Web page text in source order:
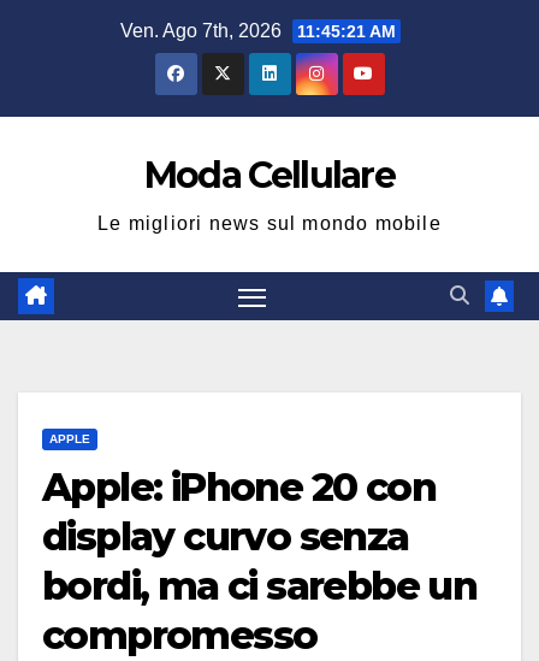
Ven. Ago 7th, 2026 11:45:22 AM
Moda Cellulare
Le migliori news sul mondo mobile
APPLE
Apple: iPhone 20 con
display curvo senza
bordi, ma ci sarebbe un
compromesso